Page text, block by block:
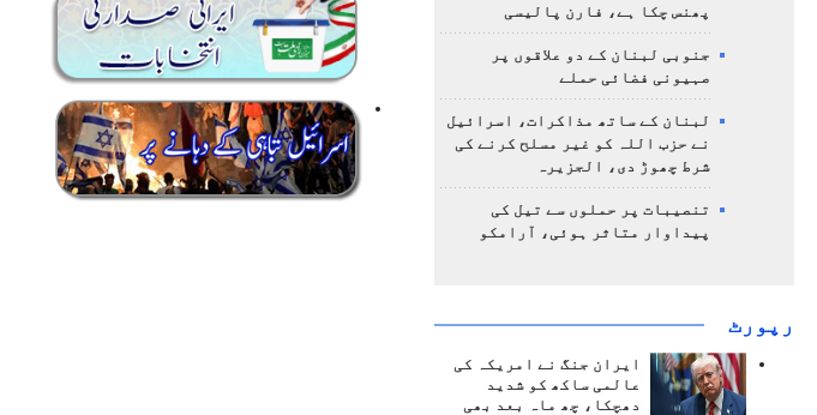
پھنس چکا ہے، فارن پالیسی
جنوبی لبنان کے دو علاقوں پر
صہیونی فضائی حملے
لبنان کے ساتھ مذاکرات، اسرائیل
نے حزب اللہ کو غیر مسلح کرنے کی
شرط چھوڑ دی، الجزیرہ
تنصیبات پر حملوں سے تیل کی
پیداوار متاثر ہوئی، آرامکو
رپورٹ
ایران جنگ نے امریکہ کی
عالمی ساکھ کو شدید
دھچکا، چھ ماہ بعد بھی